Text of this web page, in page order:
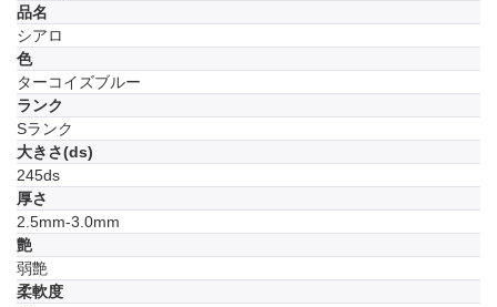
品名
シアロ
色
ターコイズブルー
ランク
Sランク
大きさ(ds)
245ds
厚さ
2.5mm-3.0mm
艶
弱艶
柔軟度